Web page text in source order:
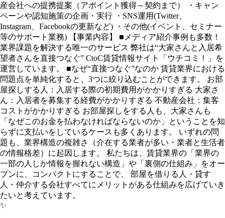
産会社への提携提案（アポイント獲得～契約まで） ・キャン
ペーンや認知施策の企画・実行 ・SNS運用(Twitter、
Instagram、Facebookの更新など) ・その他(イベント、セミナー
等のサポート業務) 【事業内容】 ■メディア紹介事例も多数！
業界課題を解決する唯一のサービス 弊社は“大家さんと入居希
望者さんを直接つなぐ” CtoC賃貸情報サイト「ウチコミ！」を
運営しています。 ■なぜ“直接つなぐ”なのか 賃貸業界における
問題点を単純化すると、3つに絞り込むことができます。 お部
屋探しする人：入居する際の初期費用がかかりすぎる 大家さ
ん：入居者を募集する経費がかかりすぎる 不動産会社：集客
コストがかかりすぎる お部屋探しをする人も、大家さんも
「なぜこのお金を払わなければならないのか」ということを知
らずに支払いをしているケースも多くあります。 いずれの問
題も、業界構造の複雑さ（介在する業者が多い・業者と生活者
の情報格差）に起因します。 私たちは、賃貸業界の「業界の
一部の人しか情報を握れない構造」や「裏側の仕組み」をオー
プンに、コンパクトにすることで、 部屋を借りる人・貸す
人・仲介する会社すべてにメリットがある仕組みを広げていき
たいと考えています。
✨